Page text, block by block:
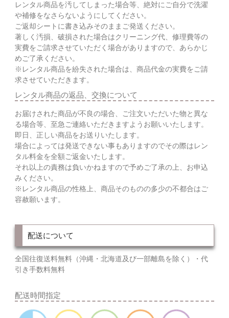
レンタル商品を汚してしまった場合等、絶対にご自分で洗濯
や補修をなさらないようにしてください。
ご返却シートに書き込みそのままご発送ください。
著しく汚損、破損された場合はクリーニング代、修理費等の
実費をご請求させていただく場合がありますので、あらかじ
めご了承ください。
※レンタル商品を紛失された場合は、商品代金の実費をご請
求させていただきます。
レンタル商品の返品、交換について
お届けされた商品が不良の場合、ご注文いただいた物と異な
る場合等、至急ご連絡いただきますようお願いいたします。
即日、正しい商品をお送りいたします。
場合によっては発送できない事もありますのでその際はレン
タル料金を全額ご返金いたします。
それ以上の責務は負いかねますので予めご了承の上、お申込
みください。
※レンタル商品の性格上、商品そのものの多少の不都合はご
容赦願います。
配送について
全国往復送料無料（沖縄・北海道及び一部離島を除く）・代
引き手数料無料
配送時間指定